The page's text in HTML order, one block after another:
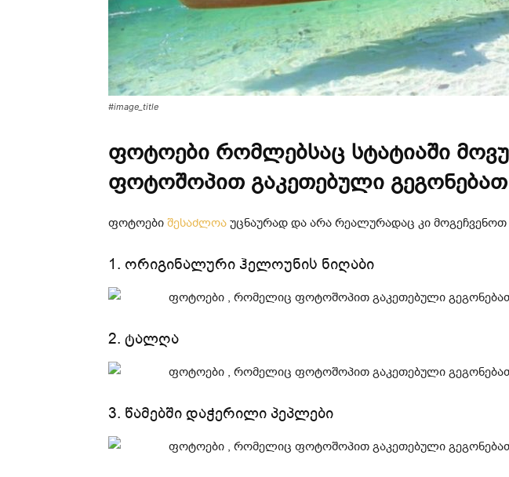
#image_title
ფოტოები რომლებსაც სტატიაში
ფოტოშოპით გაკეთებული გეგონებათ
ფოტოები შესაძლოა უცნაურად და არა რეალურადაც კი მოგეჩვენოთ
1. ორიგინალური ჰელოუნის ნიღაბი
2. ტალღა
3. წამებში დაჭერილი პეპლები